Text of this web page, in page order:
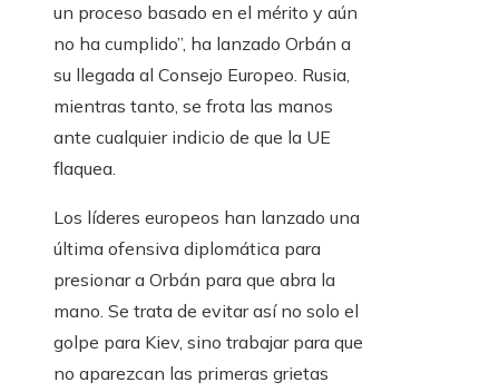
un proceso basado en el mérito y aún
no ha cumplido”, ha lanzado Orbán a
su llegada al Consejo Europeo. Rusia,
mientras tanto, se frota las manos
ante cualquier indicio de que la UE
flaquea.
Los líderes europeos han lanzado una
última ofensiva diplomática para
presionar a Orbán para que abra la
mano. Se trata de evitar así no solo el
golpe para Kiev, sino trabajar para que
no aparezcan las primeras grietas